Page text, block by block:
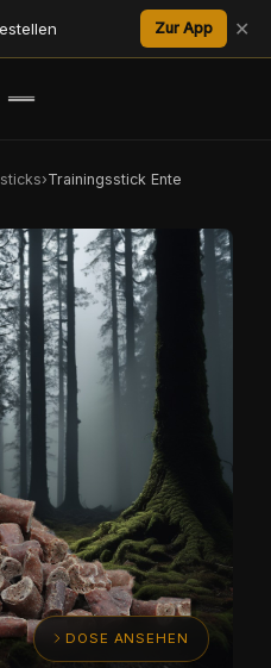
Zur App ✕
›Trainingsstick Ente
DOSE ANSEHEN